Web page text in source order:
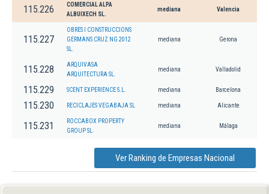
115.226
COMERCIAL ALPA
ALBUIXECH SL.
mediana Valencia
115.227
OBRES I CONSTRUCCIONS
GERMANS CRUZ NG 2012
SL.
mediana Gerona
115.228
ARQUIVASA
ARQUITECTURA SL.
mediana Valladolid
115.229 SCENT EXPERIENCE S.L. mediana Barcelona
115.230 RECICLAJES VEGABAJA SL mediana Alicante
115.231
ROCCABOX PROPERTY
GROUP SL.
mediana Málaga
Ver Ranking de Empresas Nacional